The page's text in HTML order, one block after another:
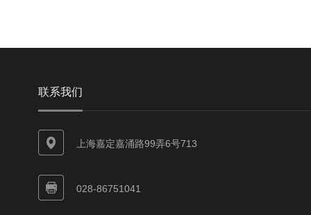
联系我们
上海嘉定嘉涌路99弄6号713
028-86751041